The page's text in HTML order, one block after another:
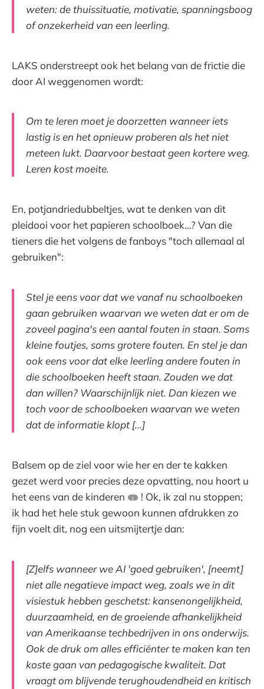
weten: de thuissituatie, motivatie, spanningsboog
of onzekerheid van een leerling.
LAKS onderstreept ook het belang van de frictie die
door AI weggenomen wordt:
Om te leren moet je doorzetten wanneer iets
lastig is en het opnieuw proberen als het niet
meteen lukt. Daarvoor bestaat geen kortere weg.
Leren kost moeite.
En, potjandriedubbeltjes, wat te denken van dit
pleidooi voor het papieren schoolboek...? Van die
tieners die het volgens de fanboys "toch allemaal al
gebruiken":
Stel je eens voor dat we vanaf nu schoolboeken
gaan gebruiken waarvan we weten dat er om de
zoveel pagina's een aantal fouten in staan. Soms
kleine foutjes, soms grotere fouten. En stel je dan
ook eens voor dat elke leerling andere fouten in
die schoolboeken heeft staan. Zouden we dat
dan willen? Waarschijnlijk niet. Dan kiezen we
toch voor de schoolboeken waarvan we weten
dat de informatie klopt [...]
Balsem op de ziel voor wie her en der te kakken
gezet werd voor precies deze opvatting, nou hoort u
het eens van de kinderen
1
! Ok, ik zal nu stoppen;
ik had het hele stuk gewoon kunnen afdrukken zo
fijn voelt dit, nog een uitsmijtertje dan:
[Z]elfs wanneer we AI 'goed gebruiken', [neemt]
niet alle negatieve impact weg, zoals we in dit
visiestuk hebben geschetst: kansenongelijkheid,
duurzaamheid, en de groeiende afhankelijkheid
van Amerikaanse techbedrijven in ons onderwijs.
Ook de druk om alles efficiënter te maken kan ten
koste gaan van pedagogische kwaliteit. Dat
vraagt om blijvende terughoudendheid en kritisch